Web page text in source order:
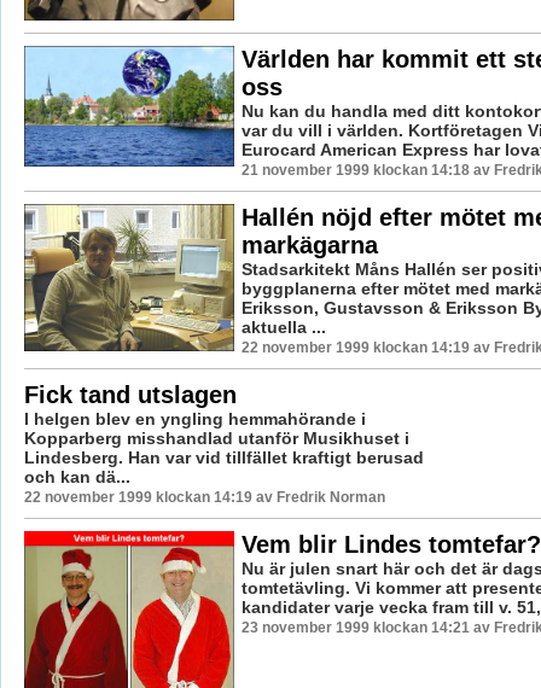
Världen har kommit ett
oss
Nu kan du handla med ditt
var du vill i världen. Kortföretagen
Eurocard American Express har
21 november 1999 klockan 14:18 av
Hallén nöjd efter mötet
markägarna
Stadsarkitekt Måns Hallén ser
byggplanerna efter mötet med
Eriksson, Gustavsson & Eriksson
aktuella ...
22 november 1999 klockan 14:19 av
Fick tand utslagen
I helgen blev en yngling hemmahörande i
Kopparberg misshandlad utanför Musikhuset i
Lindesberg. Han var vid tillfället kraftigt berusad
och kan dä...
22 november 1999 klockan 14:19 av Fredrik Norman
Vem blir Lindes tomtefar?
Nu är julen snart här och det är
tomtetävling. Vi kommer att
kandidater varje vecka fram till v.
23 november 1999 klockan 14:21 av